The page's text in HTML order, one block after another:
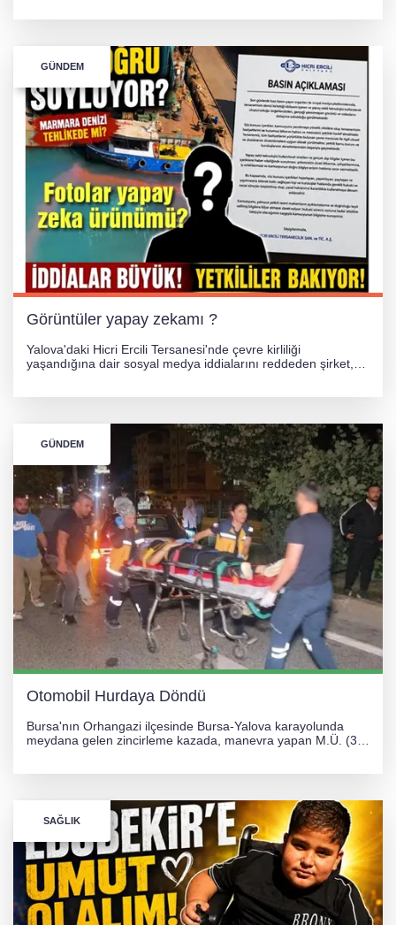
GÜNDEM
Görüntüler yapay zekamı ?
Yalova'daki Hicri Ercili Tersanesi'nde çevre kirliliği
yaşandığına dair sosyal medya iddialarını reddeden şirket,
GÜNDEM
Otomobil Hurdaya Döndü
Bursa'nın Orhangazi ilçesinde Bursa-Yalova karayolunda
meydana gelen zincirleme kazada, manevra yapan M.Ü. (35)
SAĞLIK